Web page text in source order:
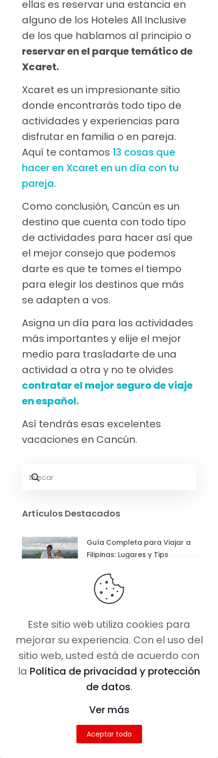
ellas es reservar una estancia en
alguno de los Hoteles All Inclusive
de los que hablamos al principio o
reservar en el parque temático de
Xcaret.
Xcaret es un impresionante sitio
donde encontrarás todo tipo de
actividades y experiencias para
disfrutar en familia o en pareja.
Aquí te contamos 13 cosas que
hacer en Xcaret en un día con tu
pareja.
Como conclusión, Cancún es un
destino que cuenta con todo tipo
de actividades para hacer así que
el mejor consejo que podemos
darte es que te tomes el tiempo
para elegir los destinos que más
se adapten a vos.
Asigna un día para las actividades
más importantes y elije el mejor
medio para trasladarte de una
actividad a otra y no te olvides
contratar el mejor seguro de viaje
en español.
Así tendrás esas excelentes
vacaciones en Cancún.
Artículos Destacados
Guía Completa para Viajar a
Filipinas: Lugares y Tips
Qué ver y hacer en la isla
Te ayudamos a viajar mejor
hotel que más te guste al
aquí.
seguro de viaje con un 65%
Este sitio web utiliza cookies para
mejorar su experiencia. Con el uso del
sitio web, usted está de acuerdo con
la Política de privacidad y protección
de datos.
Ver más
Aceptar todo